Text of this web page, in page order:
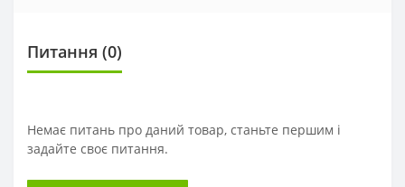
Питання (0)
Немає питань про даний товар, станьте першим і
задайте своє питання.